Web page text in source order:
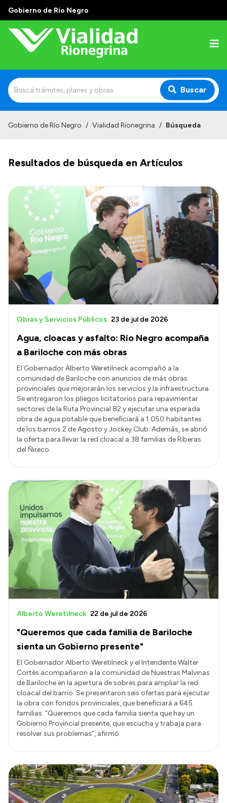
Gobierno de Río Negro
Buscar
Funciones
Autoridades
Delegaciones
Normativa
Historia Vial
Mi Vial
Recibos de sueldo
Correo oficial
Gobierno de Río Negro / Vialidad Rionegrina / Búsqueda
Resultados de búsqueda en Artículos
Agua, cloacas y asfalto: Río Negro acompaña
a Bariloche con más obras
Obras y Servicios Públicos 23 de jul de 2026
El Gobernador Alberto Weretilneck acompañó a la
comunidad de Bariloche con anuncios de más obras
provinciales que mejorarán los servicios y la infraestructura.
Se entregaron los pliegos licitatorios para repavimentar
sectores de la Ruta Provincial 82 y ejecutar una esperada
obra de agua potable que beneficiará a 1.050 habitantes
de los barrios 2 de Agosto y Jockey Club. Además, se abrió
la oferta para llevar la red cloacal a 38 familias de Riberas
del Ñireco.
"Queremos que cada familia de Bariloche
sienta un Gobierno presente"
Alberto Weretilneck 22 de jul de 2026
El Gobernador Alberto Weretilneck y el Intendente Walter
Cortés acompañaron a la comunidad de Nuestras Malvinas
de Bariloche en la apertura de sobres para ampliar la red
cloacal del barrio. Se presentaron seis ofertas para ejecutar
la obra con fondos provinciales, que beneficiará a 645
familias. “Queremos que cada familia sienta que hay un
Gobierno Provincial presente, que escucha y trabaja para
resolver sus problemas”, afirmó.